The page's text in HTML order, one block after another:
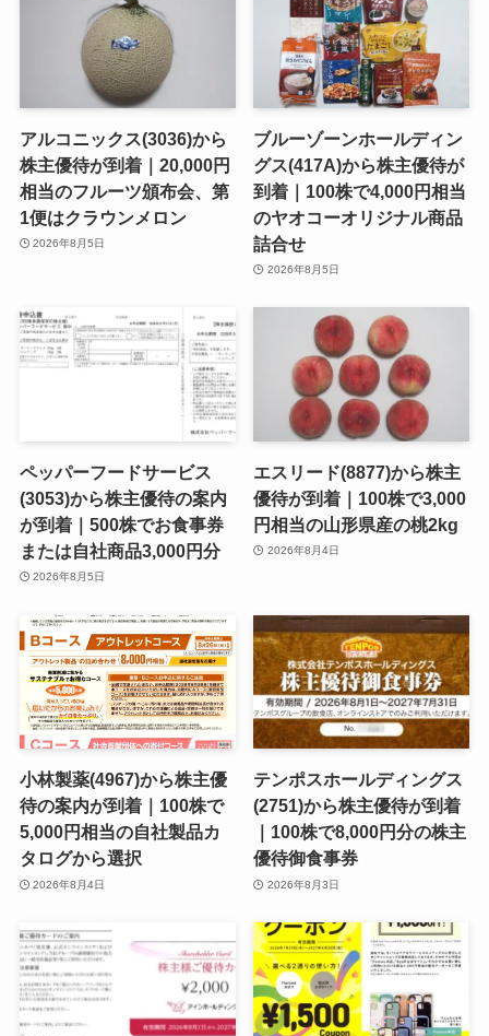
アルコニックス(3036)から
株主優待が到着｜20,000円
相当のフルーツ頒布会、第
1便はクラウンメロン
2026年8月5日
ブルーゾーンホールディン
グス(417A)から株主優待が
到着｜100株で4,000円相当
のヤオコーオリジナル商品
詰合せ
2026年8月5日
ペッパーフードサービス
(3053)から株主優待の案内
が到着｜500株でお食事券
または自社商品3,000円分
2026年8月5日
エスリード(8877)から株主
優待が到着｜100株で3,000
円相当の山形県産の桃2kg
2026年8月4日
小林製薬(4967)から株主優
待の案内が到着｜100株で
5,000円相当の自社製品カ
タログから選択
2026年8月4日
テンポスホールディングス
(2751)から株主優待が到着
｜100株で8,000円分の株主
優待御食事券
2026年8月3日